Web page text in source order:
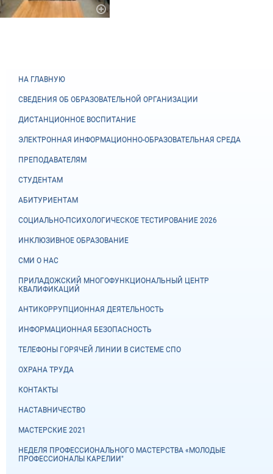
НА ГЛАВНУЮ
СВЕДЕНИЯ ОБ ОБРАЗОВАТЕЛЬНОЙ ОРГАНИЗАЦИИ
ДИСТАНЦИОННОЕ ВОСПИТАНИЕ
ЭЛЕКТРОННАЯ ИНФОРМАЦИОННО-ОБРАЗОВАТЕЛЬНАЯ СРЕДА
ПРЕПОДАВАТЕЛЯМ
СТУДЕНТАМ
АБИТУРИЕНТАМ
СОЦИАЛЬНО-ПСИХОЛОГИЧЕСКОЕ ТЕСТИРОВАНИЕ 2026
ИНКЛЮЗИВНОЕ ОБРАЗОВАНИЕ
СМИ О НАС
ПРИЛАДОЖСКИЙ МНОГОФУНКЦИОНАЛЬНЫЙ ЦЕНТР
КВАЛИФИКАЦИЙ
АНТИКОРРУПЦИОННАЯ ДЕЯТЕЛЬНОСТЬ
ИНФОРМАЦИОННАЯ БЕЗОПАСНОСТЬ
ТЕЛЕФОНЫ ГОРЯЧЕЙ ЛИНИИ В СИСТЕМЕ СПО
ОХРАНА ТРУДА
КОНТАКТЫ
НАСТАВНИЧЕСТВО
МАСТЕРСКИЕ 2021
НЕДЕЛЯ ПРОФЕССИОНАЛЬНОГО МАСТЕРСТВА «МОЛОДЫЕ
ПРОФЕССИОНАЛЫ КАРЕЛИИ"